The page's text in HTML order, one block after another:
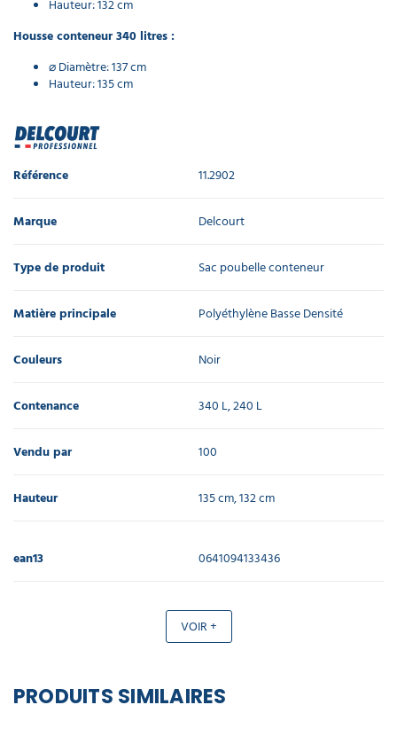
Hauteur: 132 cm
Housse conteneur 340 litres :
⌀ Diamètre: 137 cm
Hauteur: 135 cm
Référence 11.2902
Marque Delcourt
Type de produit Sac poubelle conteneur
Matière principale Polyéthylène Basse Densité
Couleurs Noir
Contenance 340 L, 240 L
Vendu par 100
Hauteur 135 cm, 132 cm
ean13 0641094133436
VOIR +
PRODUITS SIMILAIRES